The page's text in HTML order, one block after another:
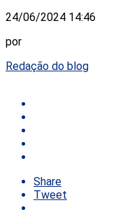
24/06/2024 14:46
por
Redação do blog
Share
Tweet